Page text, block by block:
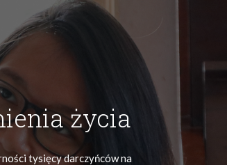
życia
tysięcy darczyńców na